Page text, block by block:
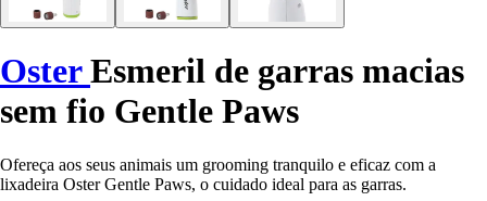
OsterEsmeril de garras macias
sem fio Gentle Paws
Ofereça aos seus animais um grooming tranquilo e eficaz com a
lixadeira Oster Gentle Paws, o cuidado ideal para as garras.